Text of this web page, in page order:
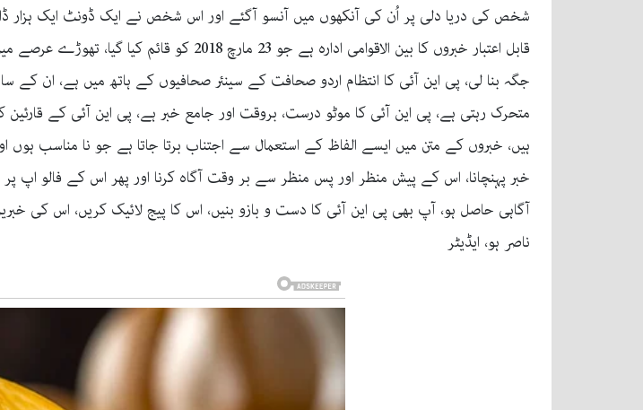
شخص کی دریا دلی پر اُن کی آنکھوں میں آنسو آگئے اور اس شخص نے ایک ڈونٹ ایک ہزار
قابل اعتبار خبروں کا بین الاقوامی ادارہ ہے جو
متحرک رہتی ہے، پی این آئی کا موٹو درست، بروقت اور جامع خبر ہے، پی این آئی کے
ہیں، خبروں کے متن میں ایسے الفاظ کے استعمال سے اجتناب برتا جاتا ہے جو نا مناسب
خبر پہنچانا، اس کے پیش منظر اور پس منظر سے بر وقت آگاہ کرنا اور پھر اس کے فالو
آگاہی حاصل ہو، آپ بھی پی این آئی کا دست و بازو بنیں، اس کا پیج لائیک کریں، اس کی
ناصر ہو، ایڈیٹر